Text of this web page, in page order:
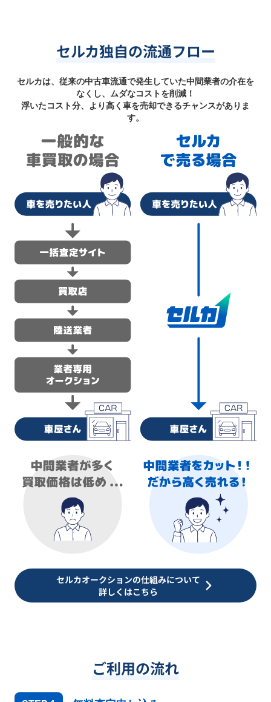
セルカ独自の流通フロー
セルカは、従来の中古車流通で発生していた中間業者の介在を
なくし、ムダなコストを削減！
浮いたコスト分、より高く車を売却できるチャンスがありま
す。
セルカオークションの仕組みについて
詳しくはこちら
ご利用の流れ